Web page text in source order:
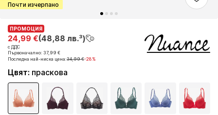
Почти изчерпано
ПРОМОЦИЯ
24,99 €(48,88 лв.³)
с ДДС
Първоначално: 37,99 €
Последна най-ниска цена:34,99 €-28%
ПРОМОЦИЯ
24,99 €(48,88 лв.³)
с ДДС
Първоначално: 37,99 €
Последна най-ниска цена:34,99 €-28%
Цвят: праскова